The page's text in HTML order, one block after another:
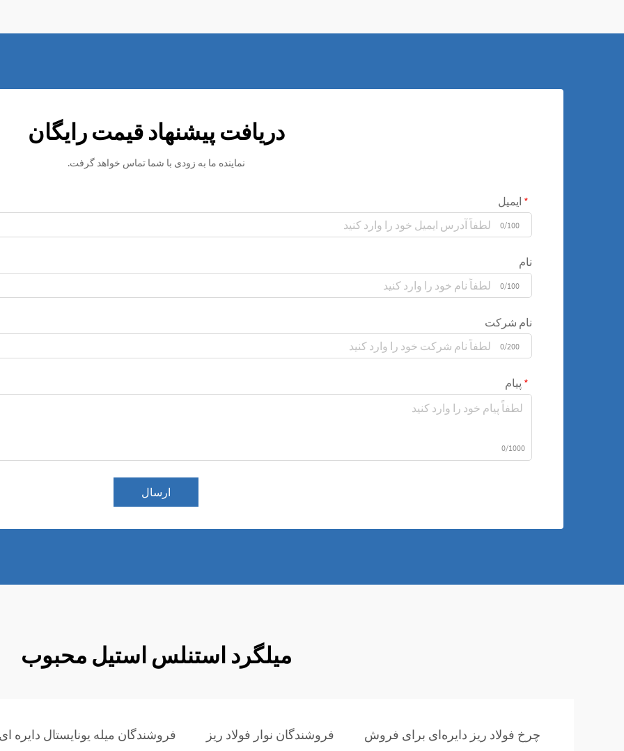
دریافت پیشنهاد قیمت رایگان
نماینده ما به زودی با شما تماس خواهد گرفت.
ایمیل
0/100
نام
0/100
نام شرکت
0/200
پیام
0/1000
ارسال
میلگرد استنلس استیل محبوب
چرخ فولاد ریز دایره‌ای برای فروش فروشندگان نوار فولاد ریز فروشندگان میله یونایستال دایره ای